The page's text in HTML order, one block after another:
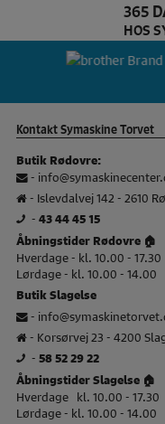
365
HOS
Dette er Bernina brands
Kontakt Symaskine Torvet
Butik Rødovre:
-
- Islevdalvej 142 - 2610
- 43 44 45 15
Åbningstider Rødovre 🏠
Hverdage - kl. 10.00 - 17.30
Lørdage - kl. 10.00 - 14.00
Butik Slagelse
-
- Korsørvej 23 - 4200
- 58 52 29 22
Åbningstider Slagelse 🏠
Hverdage kl. 10.00 - 17.30
Lørdage - kl. 10.00 - 14.00